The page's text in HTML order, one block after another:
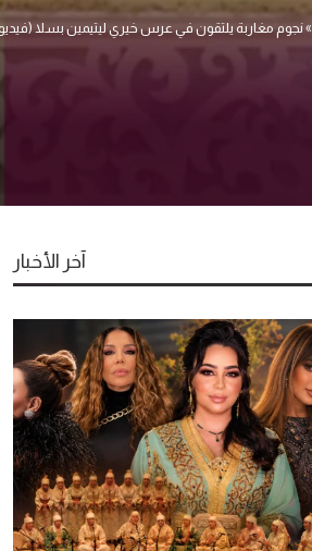
»نجوم مغاربة يلتقون في عرس خيري ليتيمين بسلا
آخر الأخبار